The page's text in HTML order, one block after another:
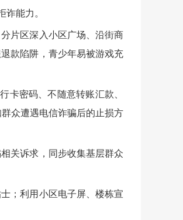
能力。
片区深入小区广场、沿街商
款陷阱，青少年易被游戏充
卡密码、不随意转账汇款、
众遭遇电信诈骗后的止损方
关诉求，同步收集基层群众
；利用小区电子屏、楼栋宣